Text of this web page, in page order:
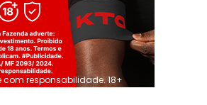
com responsabilidade. 18+